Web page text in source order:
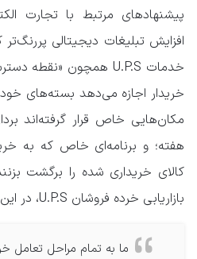
پیشنهادهای مرتبط با تجارت
افزایش تبلیغات دیجیتالی
خریدار اجازه می‌دهد بسته‌های
مکان‌هایی خاص قرار گرفته‌اند
هفته؛ و برنامه‌ای خاص که به
کالای خریداری شده را برگشت
بازاریابی خرده فروشان U.P.S، در این خصوص گفته است:
ما به تمام مراحل تعامل